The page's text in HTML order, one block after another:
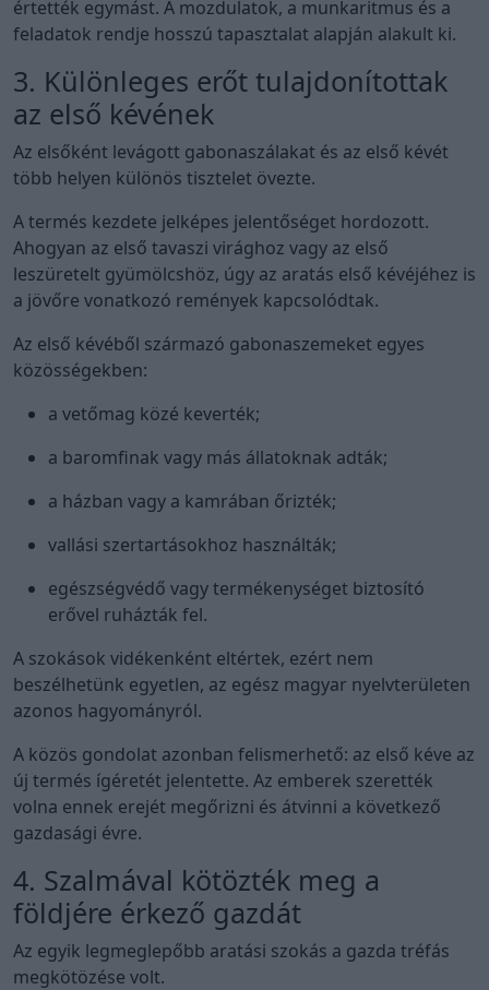
értették egymást. A mozdulatok, a munkaritmus és a
feladatok rendje hosszú tapasztalat alapján alakult ki.
3. Különleges erőt tulajdonítottak
az első kévének
Az elsőként levágott gabonaszálakat és az első kévét
több helyen különös tisztelet övezte.
A termés kezdete jelképes jelentőséget hordozott.
Ahogyan az első tavaszi virághoz vagy az első
leszüretelt gyümölcshöz, úgy az aratás első kévéjéhez is
a jövőre vonatkozó remények kapcsolódtak.
Az első kévéből származó gabonaszemeket egyes
közösségekben:
a vetőmag közé keverték;
a baromfinak vagy más állatoknak adták;
a házban vagy a kamrában őrizték;
vallási szertartásokhoz használták;
egészségvédő vagy termékenységet biztosító
erővel ruházták fel.
A szokások vidékenként eltértek, ezért nem
beszélhetünk egyetlen, az egész magyar nyelvterületen
azonos hagyományról.
A közös gondolat azonban felismerhető: az első kéve az
új termés ígéretét jelentette. Az emberek szerették
volna ennek erejét megőrizni és átvinni a következő
gazdasági évre.
4. Szalmával kötözték meg a
földjére érkező gazdát
Az egyik legmeglepőbb aratási szokás a gazda tréfás
megkötözése volt.